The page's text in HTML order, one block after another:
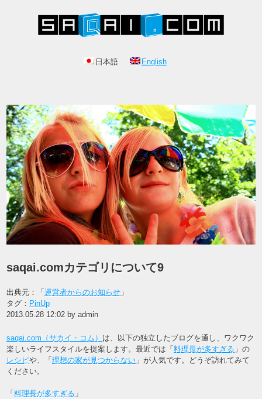
日本語 English
saqai.comカテゴリについて9
出典元：「運営者からのお知らせ 」
タグ： PinUp
2013.05.28 12:02 by admin
saqai.com（サカイ・コム） は、以下の独立したブログを通し、ワクワク
楽しいライフスタイルを提案します。最近では「料理長が多すぎる 」の
レシピや、「理想の家が見つからない 」が人気です。どうぞ訪れてみて
ください。
「料理長が多すぎる 」